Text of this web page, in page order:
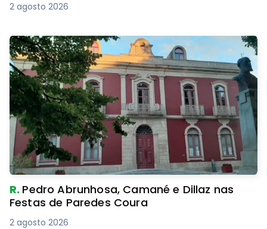
2 agosto 2026
R. Pedro Abrunhosa, Camané e Dillaz nas
Festas de Paredes Coura
2 agosto 2026